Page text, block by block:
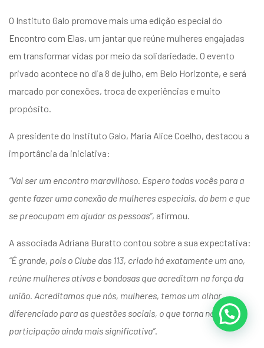
O Instituto Galo promove mais uma edição especial do
Encontro com Elas, um jantar que reúne mulheres engajadas
em transformar vidas por meio da solidariedade. O evento
privado acontece no dia 8 de julho, em Belo Horizonte, e será
marcado por conexões, troca de experiências e muito
propósito.
A presidente do Instituto Galo, Maria Alice Coelho, destacou a
importância da iniciativa:
“Vai ser um encontro maravilhoso. Espero todas vocês para a
gente fazer uma conexão de mulheres especiais, do bem e que
se preocupam em ajudar as pessoas”, afirmou.
A associada Adriana Buratto contou sobre a sua expectativa:
“É grande, pois o Clube das 113, criado há exatamente um ano,
reúne mulheres ativas e bondosas que acreditam na força da
união. Acreditamos que nós, mulheres, temos um olhar
diferenciado para as questões sociais, o que torna nossa
participação ainda mais significativa”.